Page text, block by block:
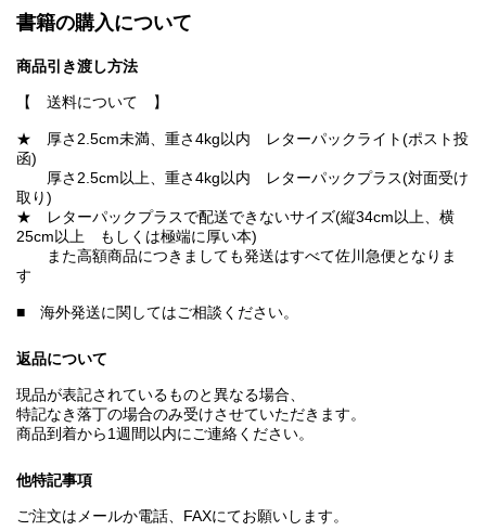
書籍の購入について
商品引き渡し方法
【 送料について 】
★ 厚さ2.5cm未満、重さ4kg以内 レターパックライト(ポスト投
函)
厚さ2.5cm以上、重さ4kg以内 レターパックプラス(対面受け
取り)
★ レターパックプラスで配送できないサイズ(縦34cm以上、横
25cm以上 もしくは極端に厚い本)
また高額商品につきましても発送はすべて佐川急便となりま
す
■ 海外発送に関してはご相談ください。
返品について
現品が表記されているものと異なる場合、
特記なき落丁の場合のみ受けさせていただきます。
商品到着から1週間以内にご連絡ください。
他特記事項
ご注文はメールか電話、FAXにてお願いします。